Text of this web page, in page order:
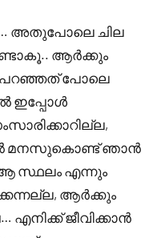
അതുപോലെ ചില
ആർക്കും
പറഞ്ഞത് പോലെ
ഇപ്പോൾ
മനസുകൊണ്ട് ഞാൻ
സ്ഥലം എന്നും
ആർക്കും
എനിക്ക് ജീവിക്കാൻ